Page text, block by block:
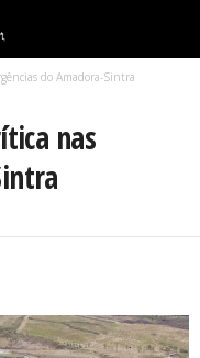
do Amadora-Sintra
nas